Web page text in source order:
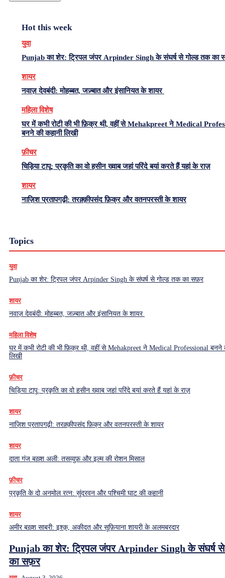
Hot this week
युवा
Punjab का शेर: ट्रिपल जंपर Arpinder Singh के संघर्ष से गोल्ड तक का
शायर
नवाज़ देवबंदी: मोहब्बत, जज़्बात और इंसानियत के शायर
महिला विशेष
घर में कभी रोटी की भी फ़िक्र थी, वहीं से Mehakpreet ने Medical
बनने की कहानी लिखी
फ़ीचर
चिड़िया टापू: प्रकृति का वो हसीन ख्वाब जहां परिंदे बयां करते हैं यहां के राज़
शायर
नाज़िश प्रतापगढ़ी: तरक़्क़ीपसंद फ़िक्र और वतनपरस्ती के शायर
Topics
युवा
Punjab का शेर: ट्रिपल जंपर Arpinder Singh के संघर्ष से गोल्ड तक का सफ़र
शायर
नवाज़ देवबंदी: मोहब्बत, जज़्बात और इंसानियत के शायर
महिला विशेष
घर में कभी रोटी की भी फ़िक्र थी, वहीं से Mehakpreet ने Medical Professional बनने
लिखी
फ़ीचर
चिड़िया टापू: प्रकृति का वो हसीन ख्वाब जहां परिंदे बयां करते हैं यहां के राज़
शायर
नाज़िश प्रतापगढ़ी: तरक़्क़ीपसंद फ़िक्र और वतनपरस्ती के शायर
शायर
दाता गंज बख़्श अली: तसव्वुफ़ और इल्म की रोशन मिसाल
फ़ीचर
प्रकृति के दो अनमोल रत्न: सुंदरवन और पश्चिमी घाट की कहानी
शायर
अमीर बख़्श साबरी: इश्क़, अकीदत और सूफ़ियाना शायरी के अलमबरदार
Punjab का शेर: ट्रिपल जंपर Arpinder Singh के संघर्ष
का सफ़र